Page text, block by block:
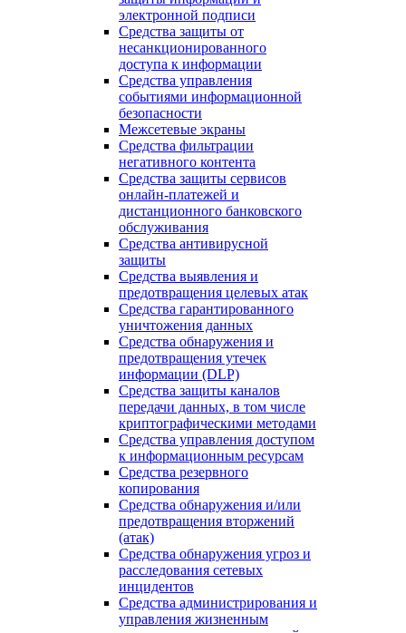
электронной подписи
Средства защиты от
несанкционированного
доступа к информации
Средства управления
событиями информационной
безопасности
Межсетевые экраны
Средства фильтрации
негативного контента
Средства защиты сервисов
онлайн-платежей и
дистанционного банковского
обслуживания
Средства антивирусной
защиты
Средства выявления и
предотвращения целевых атак
Средства гарантированного
уничтожения данных
Средства обнаружения и
предотвращения утечек
информации (DLP)
Средства защиты каналов
передачи данных, в том числе
криптографическими методами
Средства управления доступом
к информационным ресурсам
Средства резервного
копирования
Средства обнаружения и/или
предотвращения вторжений
(атак)
Средства обнаружения угроз и
расследования сетевых
инцидентов
Средства администрирования и
управления жизненным